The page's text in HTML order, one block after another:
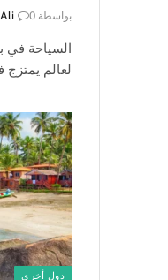
بواسطة 0
السياحة في
لعالم يمتزج
دول أخرى